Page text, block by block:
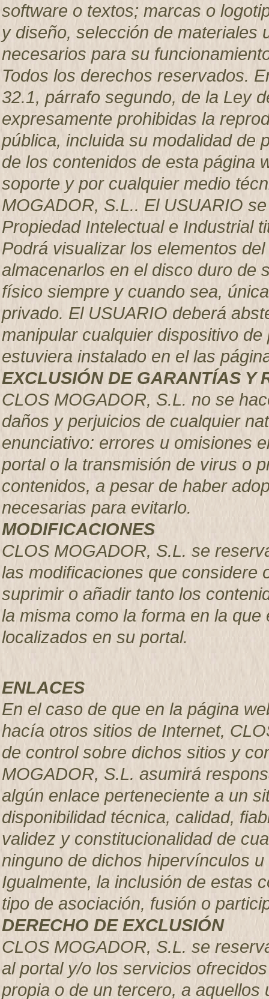
software o textos; marcas o
y diseño, selección de materiales
necesarios para su
Todos los derechos reservados.
32.1, párrafo segundo, de la Ley
expresamente prohibidas la
pública, incluida su modalidad de
de los contenidos de esta página
soporte y por cualquier medio
MOGADOR, S.L.. El USUARIO
Propiedad Intelectual e Industrial
Podrá visualizar los elementos
almacenarlos en el disco duro de
físico siempre y cuando sea,
privado. El USUARIO deberá
manipular cualquier dispositivo
estuviera instalado en el las
EXCLUSIÓN DE GARANTÍAS Y
CLOS MOGADOR, S.L. no se
daños y perjuicios de cualquier
enunciativo: errores u omisiones
portal o la transmisión de virus o
contenidos, a pesar de haber
necesarias para evitarlo.
MODIFICACIONES
CLOS MOGADOR, S.L. se
las modificaciones que considere
suprimir o añadir tanto los
la misma como la forma en la
localizados en su portal.
ENLACES
En el caso de que en la página
hacía otros sitios de Internet,
de control sobre dichos sitios y
MOGADOR, S.L. asumirá
algún enlace perteneciente a un
disponibilidad técnica, calidad,
validez y constitucionalidad de
ninguno de dichos hipervínculos
Igualmente, la inclusión de estas
tipo de asociación, fusión o
DERECHO DE EXCLUSIÓN
CLOS MOGADOR, S.L. se
al portal y/o los servicios
propia o de un tercero, a